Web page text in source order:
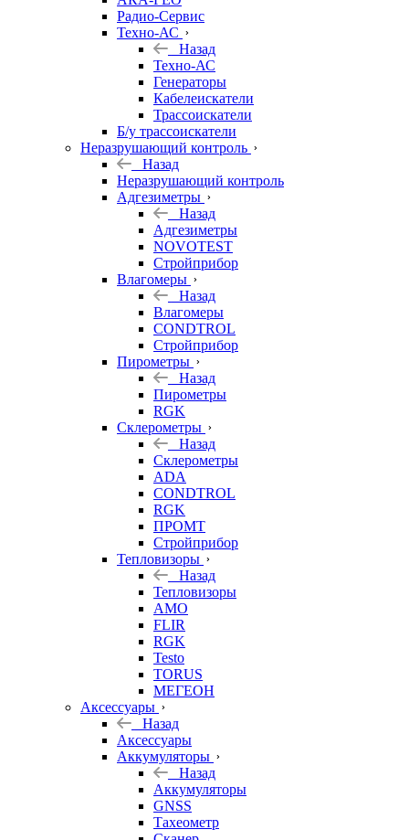
Радио-Сервис
Техно-АС
Назад
Техно-АС
Генераторы
Кабелеискатели
Трассоискатели
Б/у трассоискатели
Неразрушающий контроль
Назад
Неразрушающий контроль
Адгезиметры
Назад
Адгезиметры
NOVOTEST
Стройприбор
Влагомеры
Назад
Влагомеры
CONDTROL
Стройприбор
Пирометры
Назад
Пирометры
RGK
Склерометры
Назад
Склерометры
ADA
CONDTROL
RGK
ПРОМТ
Стройприбор
Тепловизоры
Назад
Тепловизоры
AMO
FLIR
RGK
Testo
TORUS
МЕГЕОН
Аксессуары
Назад
Аксессуары
Аккумуляторы
Назад
Аккумуляторы
GNSS
Тахеометр